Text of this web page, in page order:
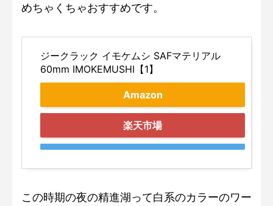
めちゃくちゃおすすめです。
ジークラック イモケムシ SAFマテリアル
60mm IMOKEMUSHI【1】
Amazon
楽天市場
この時期の夜の精進湖って白系のカラーのワー